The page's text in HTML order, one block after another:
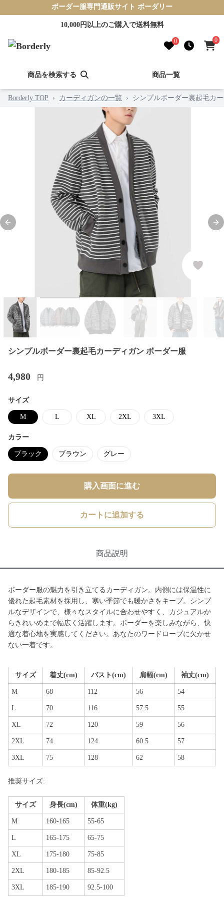
ボーダー服専門通販サイト ボーダリー
10,000円以上のご購入で送料無料
0 0
商品を検索する 商品一覧
Borderly TOP › カーディガンの一覧 › シンプルボーダー裏起毛カ
Previous slide
シンプルボーダー裏起毛カーディガン ボーダー服
4,980 円
サイズ
M L XL 2XL 3XL
カラー
ブラック ブラウン グレー
購入画面に進む
カートに追加する
商品説明
ボーダー服の魅力を引き立てるカーディガン。内側には保温性に
優れた起毛素材を採用し、寒い季節でも暖かさをキープ。シンプ
ルなデザインで、様々なスタイルに合わせやすく、カジュアルか
らきれいめまで幅広く活躍します。ボーダーを楽しみながら、快
適な着心地を実感してください。あなたのワードローブに欠かせ
ない一着です。
サイズ 着丈(cm) バスト(cm) 肩幅(cm) 袖丈(cm)
M 68 112 56 54
L 70 116 57.5 55
XL 72 120 59 56
2XL 74 124 60.5 57
3XL 75 128 62 58
推奨サイズ:
サイズ 身長(cm) 体重(kg)
M 160-165 55-65
L 165-175 65-75
XL 175-180 75-85
2XL 180-185 85-92.5
3XL 185-190 92.5-100